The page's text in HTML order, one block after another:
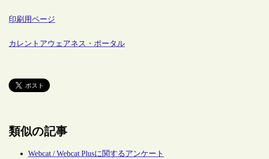
印刷用ページ
カレントアウェアネス・ポータル
類似の記事
Webcat / Webcat Plusに関するアンケート